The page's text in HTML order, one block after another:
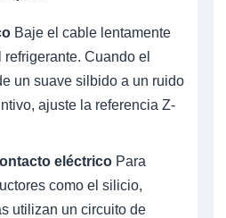
Baje el cable lentamente
Cuando el
un suave silbido a un ruido
ajuste la referencia Z-
eléctricoPara
como el silicio,
utilizan un circuito de